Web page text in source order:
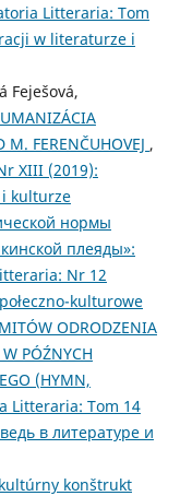
Litteraria: Tom
w literaturze i
Feješová,
FERENČUHOVEJ ,
XIII (2019):
kulturze
нормы
плеяды»:
Nr 12
kulturowe
ODRODZENIA
PÓŹNYCH
(HYMN,
Litteraria: Tom 14
в литературе и
konštrukt